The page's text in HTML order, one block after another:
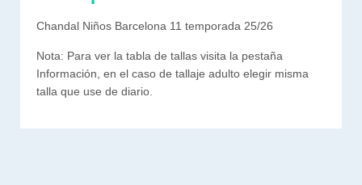
Chandal Niños Barcelona 11 temporada 25/26
Nota: Para ver la tabla de tallas visita la pestaña
Información, en el caso de tallaje adulto elegir misma
talla que use de diario.